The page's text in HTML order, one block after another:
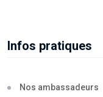
Infos pratiques
Nos ambassadeurs